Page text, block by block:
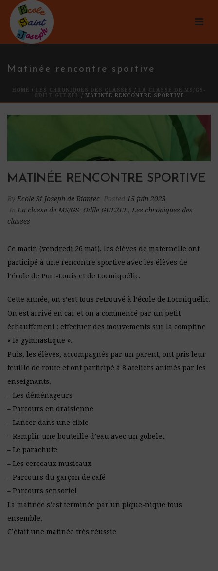
Matinée rencontre sportive
HOME / LES CHRONIQUES DES CLASSES /
LA CLASSE DE MS/GS-
ODILE GUEZEL
/ MATINÉE RENCONTRE SPORTIVE
MATINÉE RENCONTRE SPORTIVE
By Ecole St Joseph de Riantec Posted 15 juin 2023
In La classe de MS/GS- Odile GUEZEL, Les chroniques des
classes
Ce matin (vendredi 26 mai), les élèves de maternelle ont
participé à une rencontre sportive avec les élèves de
l’école de Port-Louis et de Locmiquélic.
Cette année, on s’est tous retrouvé à l’école de Locmiquélic.
On est arrivé en car et on a commencé par un petit
échauffement : effectuer des mouvements sur la comptine
« la gymnastique ».
Puis, les élèves, accompagnés par un parent, ont pris leur
feuille de route et ont participé à 8 ateliers animés par les
enseignants.
– Les déménageurs
– Parcours en draisienne
– Lancer dans une cible
– Remplir une bouteille d’eau avec un gobelet
– Le parachute
– Les cerceaux musicaux
– Parcours du garçon de café
– Parcours sensoriel
La matinée s’est terminée par un pique-nique tous
ensemble.
C’était une matinée très réussie